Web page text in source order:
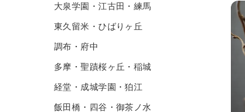
大泉学園・江古田・練馬
東久留米・ひばりヶ丘
調布・府中
多摩・聖蹟桜ヶ丘・稲城
経堂・成城学園・狛江
飯田橋・四谷・御茶ノ水